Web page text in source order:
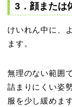
3．顔または
けいれん中に、
ます。
無理のない範囲
詰まりにくい姿
服を少し緩めます